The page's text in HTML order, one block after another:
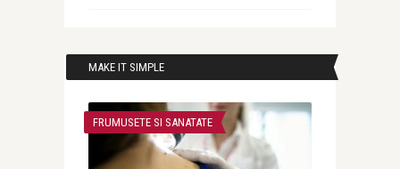
MAKE IT SIMPLE
FRUMUSETE SI SANATATE